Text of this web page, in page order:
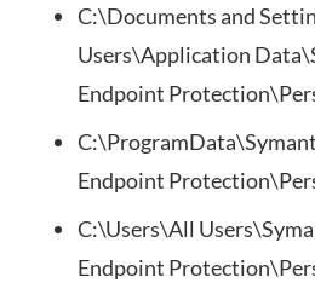
C:\Documents and
Users\Application
Endpoint
Endpoint
C:\Users\All
Endpoint